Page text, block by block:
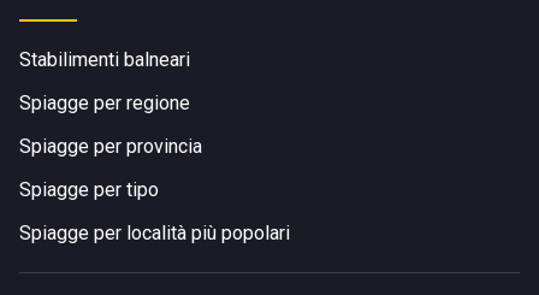
Stabilimenti balneari
Spiagge per regione
Spiagge per provincia
Spiagge per tipo
Spiagge per località più popolari